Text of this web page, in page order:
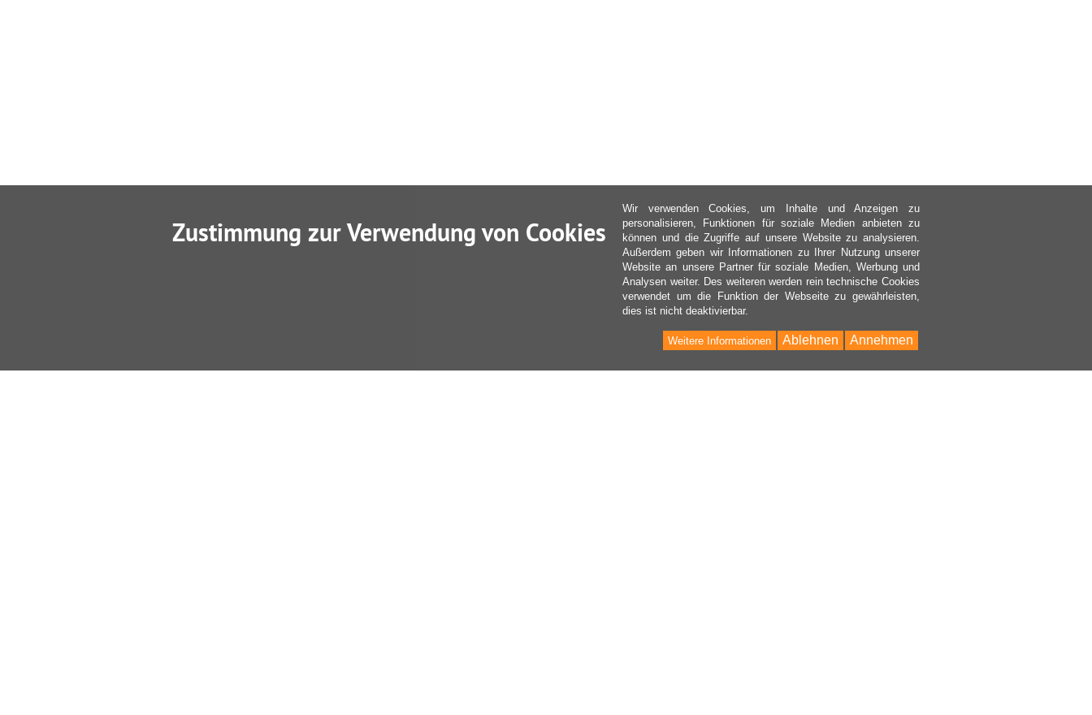
Zustimmung zur Verwendung von Cookies
Wir verwenden Cookies, um Inhalte und Anzeigen zu
personalisieren, Funktionen für soziale Medien anbieten zu
können und die Zugriffe auf unsere Website zu analysieren.
Außerdem geben wir Informationen zu Ihrer Nutzung unserer
Website an unsere Partner für soziale Medien, Werbung und
Analysen weiter. Des weiteren werden rein technische Cookies
verwendet um die Funktion der Webseite zu gewährleisten,
dies ist nicht deaktivierbar.
Annehmen
Ablehnen
Weitere Informationen